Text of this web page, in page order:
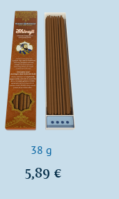
38 g
5,89 €